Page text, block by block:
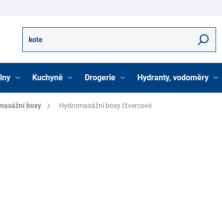
Hledat
Kuchyně Drogerie Hydranty, vodoměry
boxy Hydromasážní boxy čtvercové